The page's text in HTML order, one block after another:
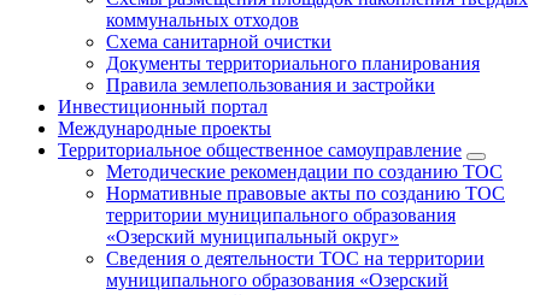
коммунальных отходов
Схема санитарной очистки
Документы территориального планирования
Правила землепользования и застройки
Инвестиционный портал
Международные проекты
Территориальное общественное самоуправление
Методические рекомендации по созданию ТОС
Нормативные правовые акты по созданию ТОС
территории муниципального образования
«Озерский муниципальный округ»
Сведения о деятельности ТОС на территории
муниципального образования «Озерский